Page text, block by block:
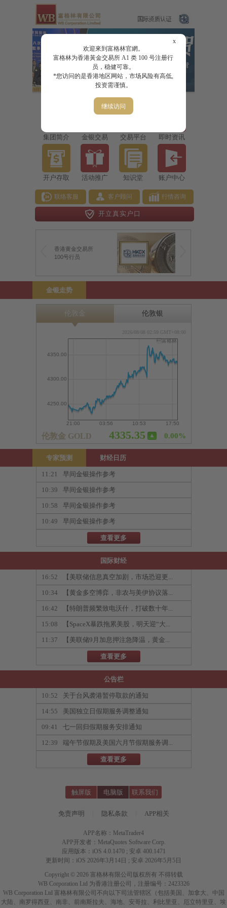
x
欢迎來到富格林官網。
富格林为香港黃金交易所 A1 类 100 号注册行
员，稳健可靠。
*您访问的是香港地区网站，市场风险有高低,
投资需谨慎。
继续访问
集团简介 金银交易 交易平台 即时资讯
开户存取 活动推广 知识堂 账户中心
联络客服 客户顾问 行情咨询
开立真实户口
香港黄金交易所
100号行员
金银走势
专家预测 财经日历
11:21 早间金银操作参考
10:39 早间金银操作参考
10:58 早间金银操作参考
10:49 早间金银操作参考
查看更多
国际财经
16:52 【美联储信息真空加剧，市场恐迎更...
10:34 【黄金多空博弈，非农与美伊协议落...
16:42 【特朗普频繁致电沃什，打破数十年...
15:08 【SpaceX暴跌拖累美股，明天迎“大...
11:37 【美联储9月加息押注急降温，黄金...
查看更多
公告栏
10:52 关于台风袭港暂停取款的通知
14:55 美国独立日假期服务调整通知
09:41 七一回归假期服务安排通知
12:39 端午节假期及美国六月节假期服务调...
查看更多
触屏版 电脑版 联系我们
免责声明 隐私条款 APP相关
APP名称：MetaTrader4
APP开发者：MetaQuotes Software Corp.
应用版本：iOS 4.0.1470 ; 安卓 400.1471
更新时间：iOS 2026年3月14日 ; 安卓 2026年5月5日
Copyright © 2026 富格林有限公司版权所有 不得转载
WB Corporation Ltd 为香港注册公司，注册编号：2423326
WB Corporation Ltd 富格林有限公司不向以下司法管辖区（包括美国、加拿大、中国
大陆、南罗得西亚、南非、前南斯拉夫、海地、安哥拉、利比里亚、厄立特里亚、埃